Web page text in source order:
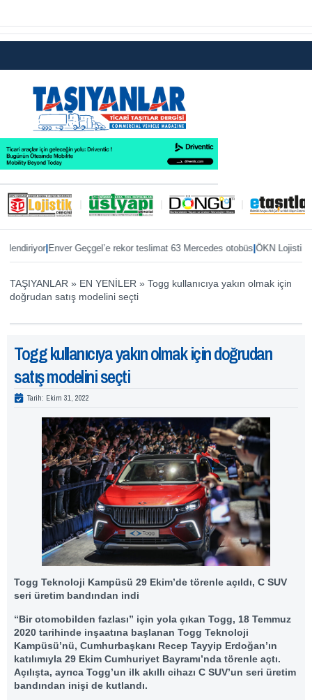
Enver Geçgel’e rekor teslimat 63 Mercedes otobüs|ÖKN Lojistik’e ilk
TAŞIYANLAR » EN YENİLER » Togg kullanıcıya yakın olmak için
doğrudan satış modelini seçti
Togg kullanıcıya yakın olmak için doğrudan
satış modelini seçti
Tarih: Ekim 31, 2022
Togg Teknoloji Kampüsü 29 Ekim’de törenle açıldı, C SUV
seri üretim bandından indi
“Bir otomobilden fazlası” için yola çıkan Togg, 18 Temmuz
2020 tarihinde inşaatına başlanan Togg Teknoloji
Kampüsü’nü, Cumhurbaşkanı Recep Tayyip Erdoğan’ın
katılımıyla 29 Ekim Cumhuriyet Bayramı’nda törenle açtı.
Açılışta, ayrıca Togg’un ilk akıllı cihazı C SUV’un seri üretim
bandından inişi de kutlandı.